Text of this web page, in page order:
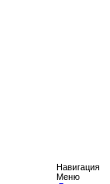
Навигация
Меню